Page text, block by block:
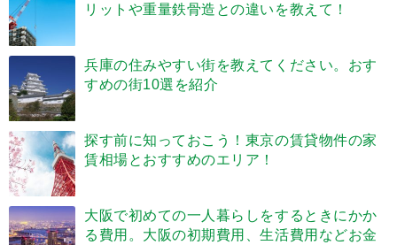
リットや重量鉄骨造との違いを教えて！
兵庫の住みやすい街を教えてください。おす
すめの街10選を紹介
探す前に知っておこう！東京の賃貸物件の家
賃相場とおすすめのエリア！
大阪で初めての一人暮らしをするときにかか
る費用。大阪の初期費用、生活費用などお金